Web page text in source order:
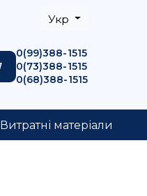
Укр
0(99)388-1515
0(73)388-1515
0(68)388-1515
Витратні матеріали